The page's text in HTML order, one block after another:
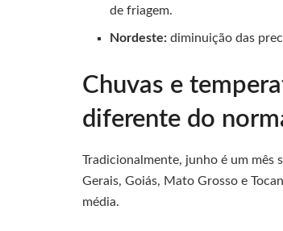
de friagem.
Nordeste: diminuição das
Chuvas e
diferente do
Tradicionalmente, junho é um mês
Gerais, Goiás, Mato Grosso e
média.